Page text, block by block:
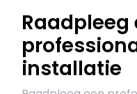
Raadpleeg
installatie